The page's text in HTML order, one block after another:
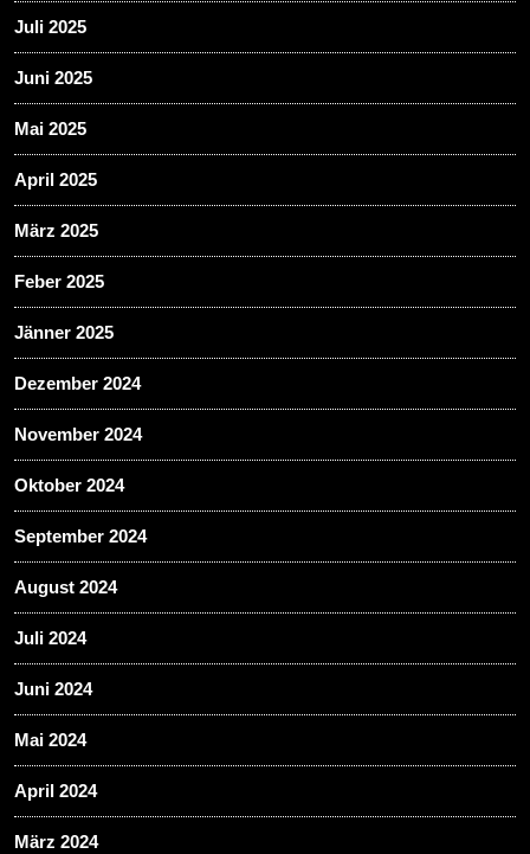
Juli 2025
Juni 2025
Mai 2025
April 2025
März 2025
Feber 2025
Jänner 2025
Dezember 2024
November 2024
Oktober 2024
September 2024
August 2024
Juli 2024
Juni 2024
Mai 2024
April 2024
März 2024